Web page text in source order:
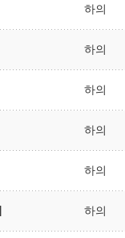
하의
하의
하의
하의
하의
하의